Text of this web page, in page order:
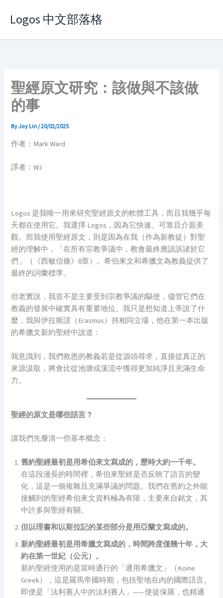
Logos 中文部落格
聖經原文研究：該做與不該做
的事
ByJoy Lin/20/02/2025
作者：Mark Ward
譯者：WJ
Logos 是我唯一用來研究聖經原文的軟體工具，而且我幾乎每
天都在使用它。我選擇 Logos，因為它快速、可靠且介面美
觀。而我使用聖經原文，則是因為在我（作為新教徒）對聖
經的理解中，「在所有宗教爭議中，教會最終應該訴諸於它
們」（《西敏信條》8章）。希伯來文和希臘文為教義提供了
最終的詞彙標準。
但老實說，我並不是主要受到宗教爭議的驅使，儘管它們在
教義的發展中確實具有重要地位。我只是想知道上帝說了什
麼，我與伊拉斯謨（Erasmus）持相同立場，他在第一本出版
的希臘文新約聖經中說道：
我意識到，我們救恩的教義若是從源頭尋求，直接從真正的
來源汲取，將會比從池塘或溪流中獲得更加純淨且充滿生命
力。
聖經的原文是哪些語言？
讓我們先釐清一些基本概念：
舊約聖經最初是用希伯來文寫成的，歷時大約一千年。
在這段漫長的時間裡，希伯來聖經是否反映了語言的變
化，這是一個複雜且充滿爭議的問題。我們在舊約之外能
接觸到的聖經希伯來文資料極為有限，主要來自銘文，其
中許多與聖經有關。
但以理書和以斯拉記的某些部分是用亞蘭文寫成的。
新約聖經最初是用希臘文寫成的，時間跨度僅幾十年，大
約在第一世紀（公元）。
新約聖經使用的是當時通行的「通用希臘文」（Koine
Greek），這是羅馬帝國時期，包括聖地在內的國際語言。
即便是「法利賽人中的法利賽人」——使徒保羅，也精通